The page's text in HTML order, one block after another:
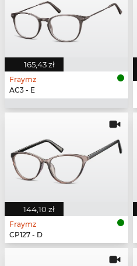
165,43 zł
Fraymz
AC3 - E
144,10 zł
Fraymz
CP127 - D